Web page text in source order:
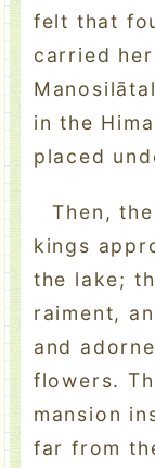
felt that
carried
in the
placed
Then,
kings
the lake;
raiment,
and
flowers.
mansion
far from